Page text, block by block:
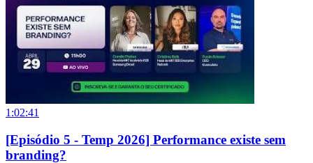
1:02:41
[Episódio 5 - Temp 2026] Performance existe sem
branding?